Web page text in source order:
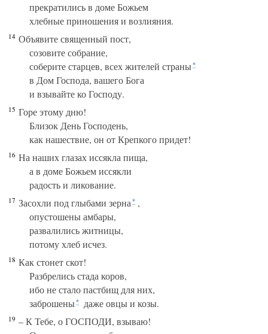
прекратились в доме Божьем
хлебные приношения и возлияния.
14 Объявите священный пост,
созовите собрание,
соберите старцев, всех жителей страны*
в Дом Господа, вашего Бога
и взывайте ко Господу.
15 Горе этому дню!
Близок День Господень,
как нашествие, он от Крепкого придет!
16 На наших глазах иссякла пища,
а в доме Божьем иссякли
радость и ликование.
17 Засохли под глыбами зерна * ,
опустошены амбары,
развалились житницы,
потому хлеб исчез.
18 Как стонет скот!
Разбрелись стада коров,
ибо не стало пастбищ для них,
заброшены* даже овцы и козы.
19 – К Тебе, о ГОСПОДИ, взываю!